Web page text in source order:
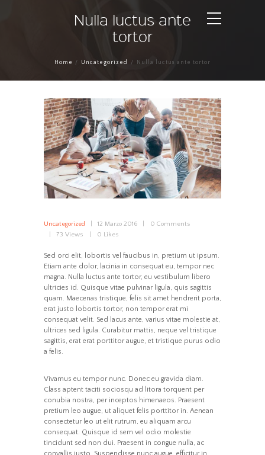
Nulla luctus ante
tortor
Home Uncategorized Nulla luctus ante tortor
Uncategorized 12 Marzo 2016 0 Comments
73 Views 0 Likes
Sed orci elit, lobortis vel faucibus in, pretium ut ipsum.
Etiam ante dolor, lacinia in consequat eu, tempor nec
magna. Nulla luctus ante tortor, eu vestibulum libero
ultricies id. Quisque vitae pulvinar ligula, quis sagittis
quam. Maecenas tristique, felis sit amet hendrerit porta,
erat justo lobortis tortor, non tempor erat mi
consequat velit. Sed lacus ante, varius vitae molestie at,
ultrices sed ligula. Curabitur mattis, neque vel tristique
sagittis, erat erat porttitor augue, et tristique purus odio
a felis.
Vivamus eu tempor nunc. Donec eu gravida diam.
Class aptent taciti sociosqu ad litora torquent per
conubia nostra, per inceptos himenaeos. Praesent
pretium leo augue, ut aliquet felis porttitor in. Aenean
consectetur leo ut elit rutrum, eu aliquam arcu
consequat. Quisque id sem vel odio molestie
tincidunt sed non dui. Praesent in congue nulla, ac